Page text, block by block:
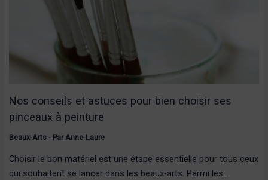
Nos conseils et astuces pour bien choisir ses
pinceaux à peinture
Beaux-Arts- Par Anne-Laure
Choisir le bon matériel est une étape essentielle pour tous ceux
qui souhaitent se lancer dans les beaux-arts. Parmi les…